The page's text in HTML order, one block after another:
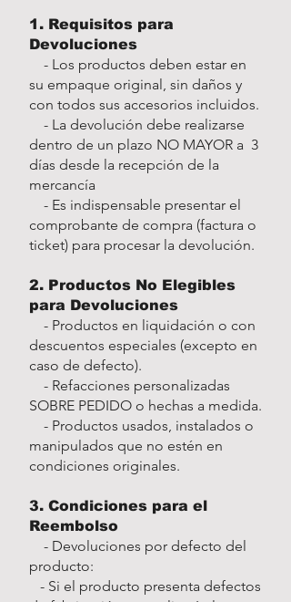
1. Requisitos para
Devoluciones
- Los productos deben estar en
su empaque original, sin daños y
con todos sus accesorios incluidos.
- La devolución debe realizarse
dentro de un plazo NO MAYOR a 3
días desde la recepción de la
mercancía
- Es indispensable presentar el
comprobante de compra (factura o
ticket) para procesar la devolución.
2. Productos No Elegibles
para Devoluciones
- Productos en liquidación o con
descuentos especiales (excepto en
caso de defecto).
- Refacciones personalizadas
SOBRE PEDIDO o hechas a medida.
- Productos usados, instalados o
manipulados que no estén en
condiciones originales.
3. Condiciones para el
Reembolso
- Devoluciones por defecto del
producto:
- Si el producto presenta defectos